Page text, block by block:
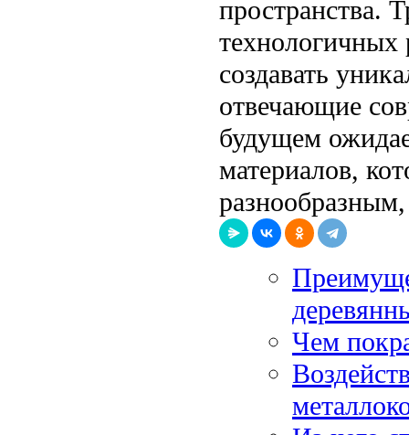
пространства.
создавать
отвечающие
будущем
материалов,
Чем